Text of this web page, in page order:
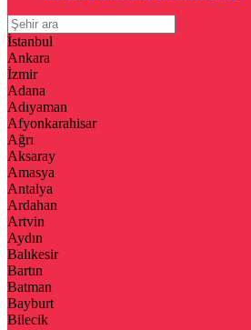
İstanbul
Ankara
İzmir
Adana
Adıyaman
Afyonkarahisar
Ağrı
Aksaray
Amasya
Antalya
Ardahan
Artvin
Aydın
Balıkesir
Bartın
Batman
Bayburt
Bilecik